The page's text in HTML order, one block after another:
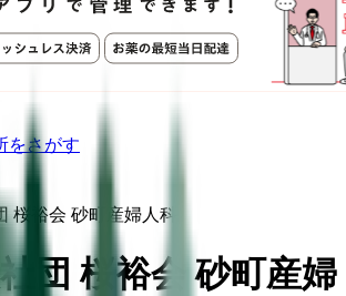
をさがす
桜裕会 砂町産婦人科
団 桜裕会 砂町産婦